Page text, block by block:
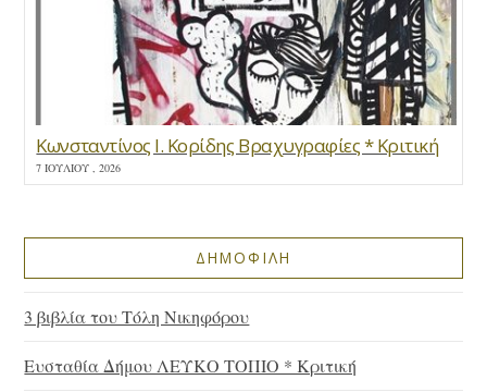
Κωνσταντίνος Ι. Κορίδης Βραχυγραφίες * Κριτική
7 ΙΟΥΛΊΟΥ , 2026
ΔΗΜΟΦΙΛΗ
3 βιβλία του Τόλη Νικηφόρου
Ευσταθία Δήμου ΛΕΥΚΟ ΤΟΠΙΟ * Κριτική